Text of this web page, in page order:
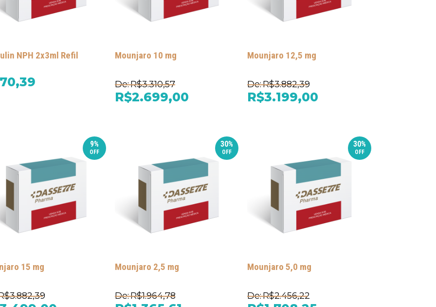
NPH 2x3ml Refil Mounjaro 10 mg
De:R$3.310,57
R$2.699,00
Mounjaro 12,5 mg
De:R$3.882,39
R$3.199,00
9%
15 mg
30%
Mounjaro 2,5 mg
De:R$1.964,78
30%
Mounjaro 5,0 mg
De:R$2.456,22